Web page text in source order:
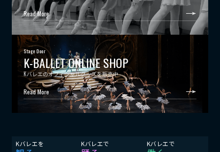
Read More
Stage Door
K-BALLET ONLINE SHOP
Kバレエのオフィシャルグッズを販売中
Read More
Kバレエを Kバレエで Kバレエで